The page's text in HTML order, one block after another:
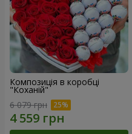
Композиція в коробці
"Коханій"
6 079 грн